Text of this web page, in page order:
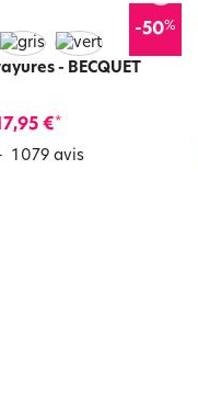
-50%
- BECQUET
€*
1 079 avis